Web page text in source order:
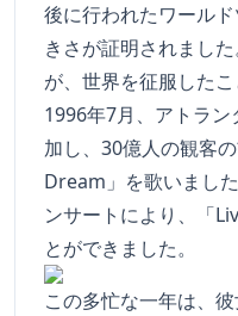
後に行われたワール
きさが証明されまし
が、世界を征服したこ
1996年7月、アトラ
加し、30億人の観客
Dream」を歌いまし
ンサートにより、「
とができました。
この多忙な一年は、